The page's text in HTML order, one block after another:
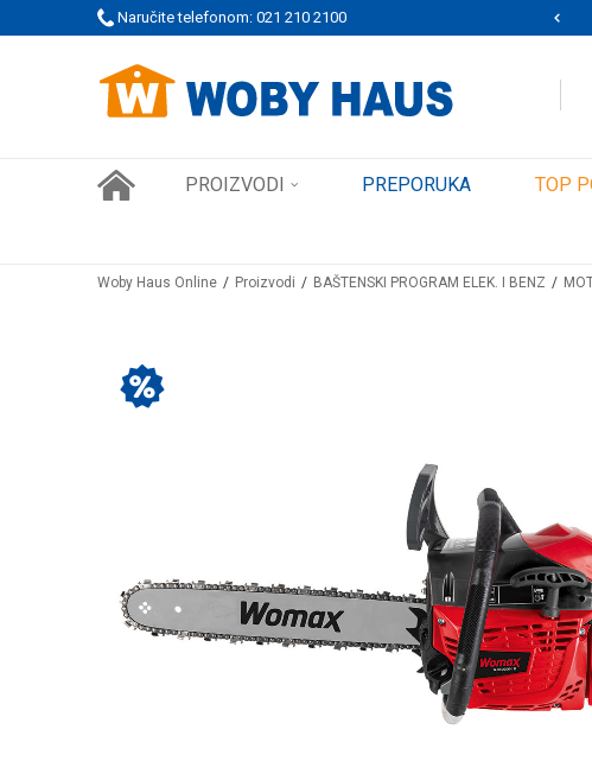
Naručite telefonom: 021 210 2100
PORUDŽBINE! SIGURNO PLAĆANJE PLATNIM KARTICAMA
PROIZVODI PREPORUKA TOP
Woby Haus Online Proizvodi BAŠTENSKI PROGRAM ELEK. I BENZ